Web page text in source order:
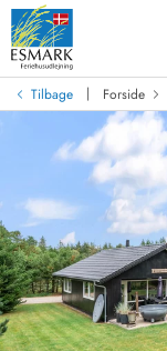
Tilbage | Forside